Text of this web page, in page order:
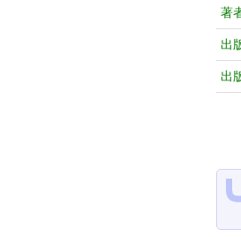
著
出
出